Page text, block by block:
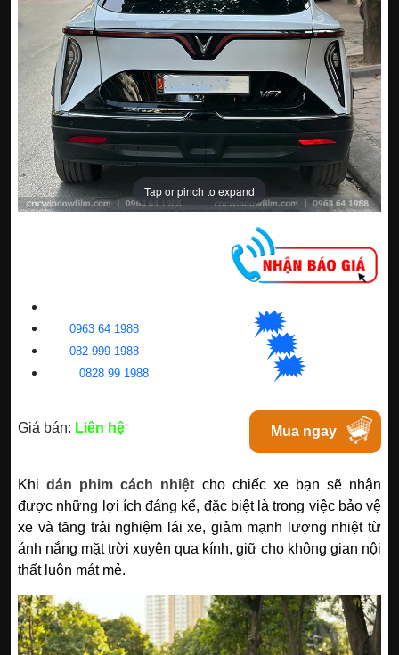
Tap or pinch to expand
0963 64 1988 🗯
082 999 1988 🗯
0828 99 1988 🗯
Giá bán: Liên hệ Mua ngay
Khidán phim cách nhiệt cho chiếc xe bạn sẽ nhận
được những lợi ích đáng kể, đặc biệt là trong việc bảo vệ
xe và tăng trải nghiệm lái xe, giảm mạnh lượng nhiệt từ
ánh nắng mặt trời xuyên qua kính, giữ cho không gian nội
thất luôn mát mẻ.